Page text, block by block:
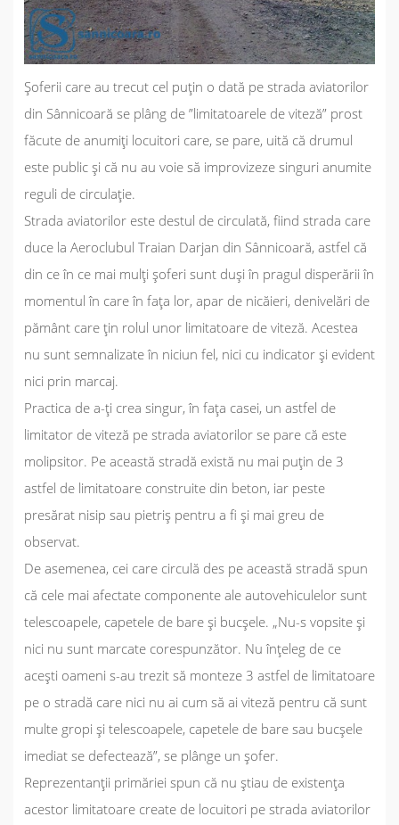
Șoferii care au trecut cel puțin o dată pe strada aviatorilor
din Sânnicoară se plâng de ”limitatoarele de viteză” prost
făcute de anumiți locuitori care, se pare, uită că drumul
este public și că nu au voie să improvizeze singuri anumite
reguli de circulație.
Strada aviatorilor este destul de circulată, fiind strada care
duce la Aeroclubul Traian Darjan din Sânnicoară, astfel că
din ce în ce mai mulți șoferi sunt duși în pragul disperării în
momentul în care în fața lor, apar de nicăieri, denivelări de
pământ care țin rolul unor limitatoare de viteză. Acestea
nu sunt semnalizate în niciun fel, nici cu indicator și evident
nici prin marcaj.
Practica de a-ți crea singur, în fața casei, un astfel de
limitator de viteză pe strada aviatorilor se pare că este
molipsitor. Pe această stradă există nu mai puțin de 3
astfel de limitatoare construite din beton, iar peste
presărat nisip sau pietriș pentru a fi și mai greu de
observat.
De asemenea, cei care circulă des pe această stradă spun
că cele mai afectate componente ale autovehiculelor sunt
telescoapele, capetele de bare și bucșele. „Nu-s vopsite și
nici nu sunt marcate corespunzător. Nu înțeleg de ce
acești oameni s-au trezit să monteze 3 astfel de limitatoare
pe o stradă care nici nu ai cum să ai viteză pentru că sunt
multe gropi și telescoapele, capetele de bare sau bucșele
imediat se defectează”, se plânge un șofer.
Reprezentanții primăriei spun că nu știau de existența
acestor limitatoare create de locuitori pe strada aviatorilor